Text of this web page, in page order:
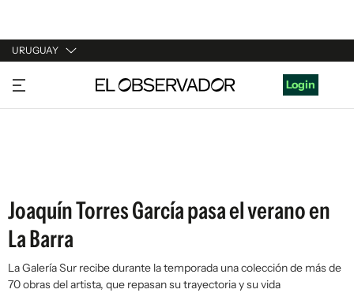
URUGUAY
URUGUAY
ARGENTINA
Login
Joaquín Torres García pasa el verano en
La Barra
La Galería Sur recibe durante la temporada una colección de más de
70 obras del artista, que repasan su trayectoria y su vida